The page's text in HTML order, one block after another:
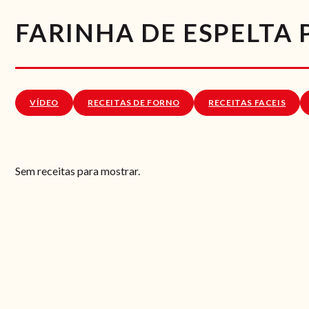
FARINHA DE ESPELTA
VÍDEO RECEITAS DE FORNO RECEITAS FACEIS
Sem receitas para mostrar.